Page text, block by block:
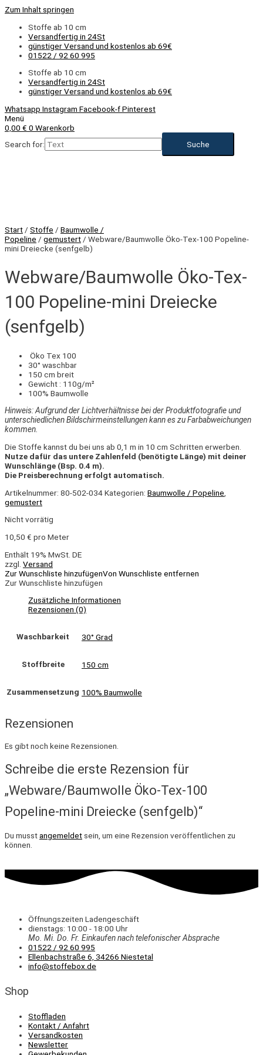
Zum Inhalt springen
Stoffe ab 10 cm
Versandfertig in 24St
günstiger Versand und kostenlos ab 69€
01522 / 92 60 995
Stoffe ab 10 cm
Versandfertig in 24St
günstiger Versand und kostenlos ab 69€
Whatsapp Instagram Facebook-fPinterest
Menü
0,00 € 0 Warenkorb
Search for:
Start / Stoffe / Baumwolle /
Popeline / gemustert / Webware/Baumwolle Öko-Tex-100 Popeline-
mini Dreiecke (senfgelb)
Webware/Baumwolle Öko-Tex-
100 Popeline-mini Dreiecke
(senfgelb)
Öko Tex 100
30° waschbar
150 cm breit
Gewicht : 110g/m²
100% Baumwolle
Hinweis: Aufgrund der Lichtverhältnisse bei der Produktfotografie und
unterschiedlichen Bildschirmeinstellungen kann es zu Farbabweichungen
kommen.
Die Stoffe kannst du bei uns ab 0,1 m in 10 cm Schritten erwerben.
Nutze dafür das untere Zahlenfeld (benötigte Länge) mit deiner
Wunschlänge (Bsp. 0.4 m).
Die Preisberechnung erfolgt automatisch.
Artikelnummer: 80-502-034Kategorien: Baumwolle / Popeline
gemustert
Nicht vorrätig
10,50 € pro Meter
Enthält 19% MwSt. DE
zzgl. Versand
Zur Wunschliste hinzufügenVon Wunschliste entfernen
Zur Wunschliste hinzufügen
Zusätzliche Informationen
Rezensionen (0)
Waschbarkeit 30° Grad
Stoffbreite 150 cm
Zusammensetzung 100% Baumwolle
Rezensionen
Es gibt noch keine Rezensionen.
Schreibe die erste Rezension für
„Webware/Baumwolle Öko-Tex-100
Popeline-mini Dreiecke (senfgelb)“
Du musstangemeldet sein, um eine Rezension veröffentlichen zu
können.
Öffnungszeiten Ladengeschäft
dienstags: 10:00 - 18:00 Uhr
Mo. Mi. Do. Fr. Einkaufennach telefonischer Absprache
01522 / 92 60 995
Ellenbachstraße 6, 34266 Niestetal
info@stoffebox.de
Shop
Stoffladen
Kontakt / Anfahrt
Versandkosten
Newsletter